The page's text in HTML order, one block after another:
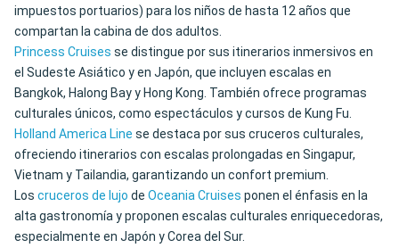
impuestos portuarios) para los niños de hasta 12 años que
compartan la cabina de dos adultos.
Princess Cruises se distingue por sus itinerarios inmersivos en
el Sudeste Asiático y en Japón, que incluyen escalas en
Bangkok, Halong Bay y Hong Kong. También ofrece programas
culturales únicos, como espectáculos y cursos de Kung Fu.
Holland America Line se destaca por sus cruceros culturales,
ofreciendo itinerarios con escalas prolongadas en Singapur,
Vietnam y Tailandia, garantizando un confort premium.
Los cruceros de lujo de Oceania Cruises ponen el énfasis en la
alta gastronomía y proponen escalas culturales enriquecedoras,
especialmente en Japón y Corea del Sur.